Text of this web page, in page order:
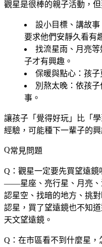
觀星是很棒的親子活動，
設小目標、講故事
要求他們安靜久看有
找流星雨、月亮
子才有興趣。
保暖與點心 ：孩
別熬太晚 ：依孩
事。
讓孩子「覺得好玩」比「
經驗，可能種下一輩子的興
常見問題
Q：觀星一定要先買望遠鏡
——星座、亮行星、月亮、
認星空、找暗的地方、挑
認星，買了望遠鏡也不知
天文望遠鏡。
Q：在市區看不到什麼星，